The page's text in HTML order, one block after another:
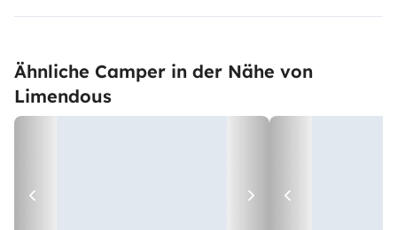
Ähnliche Camper in der Nähe von
Limendous